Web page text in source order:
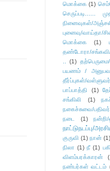
மொக்கை (1)
செருப்படி......
நினைவுகள்/
புனைவு/வாய்தா/
மொக்கை
(1)
தண்டோரா/சங்கவி/
.. (1)
பயணம் /
தீர்ப்புகள்/
பாப்பாத்தி
(1)
சங்கிலி
(1)
நகைச்சுவை/
நடை (1)
நாட்டுநடப்பு/
குருவி (1) நான் (1)
நிலா (1) நீ (1)
விளம்பரக்காரன்
நண்பர்கள் வட்டம்